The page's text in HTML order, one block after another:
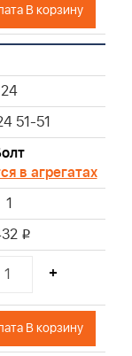
В корзину
24
51-51
в агрегатах
1
i
+
В корзину